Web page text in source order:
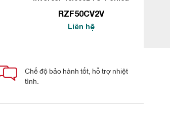
RZF50CV2V
Liên hệ
Chế độ bảo hành tốt, hỗ trợ nhiệt
tình.